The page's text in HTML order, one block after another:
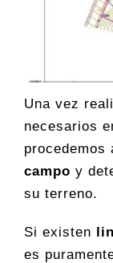
Una vez
necesarios
procedemos
campo y
su terreno.
Si existen
es